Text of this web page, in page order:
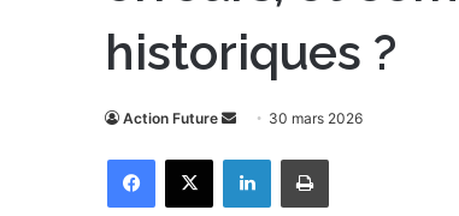
historiques ?
Action Future
v
o
30 mars 2026